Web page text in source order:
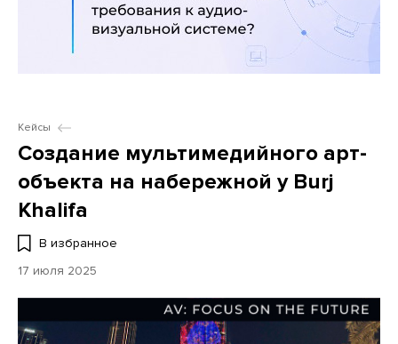
Кейсы
Создание мультимедийного арт-
объекта на набережной у Burj
Khalifa
В избранное
17 июля 2025